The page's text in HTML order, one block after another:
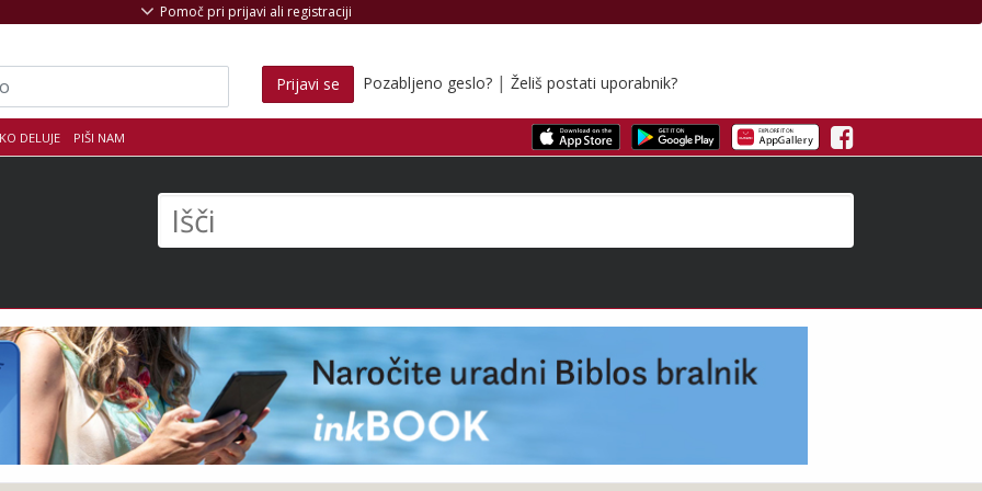
DELUJE PIŠI NAM Facebook
Pomoč pri prijavi ali registraciji
Prijavi se Pozabljeno geslo? | Želiš postati uporabnik?